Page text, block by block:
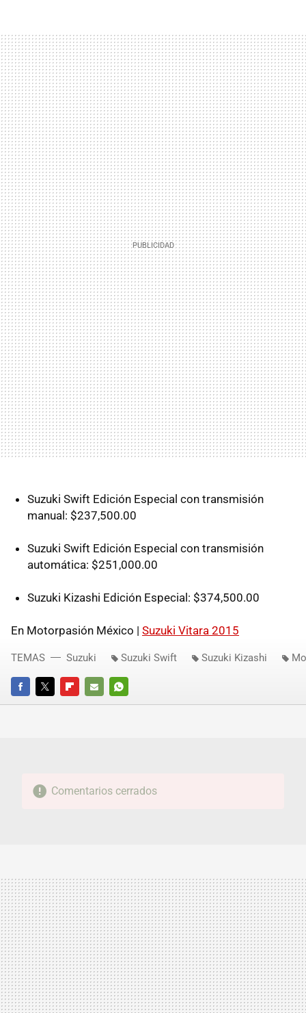
Suzuki Swift Edición Especial con transmisión
manual: $237,500.00
Suzuki Swift Edición Especial con transmisión
automática: $251,000.00
Suzuki Kizashi Edición Especial: $374,500.00
En Motorpasión México | Suzuki Vitara 2015
FACEBOOKTWITTERFLIPBOARD
E-
WHATSAPP
TEMAS Suzuki Suzuki Swift Suzuki Kizashi
Comentarios cerrados